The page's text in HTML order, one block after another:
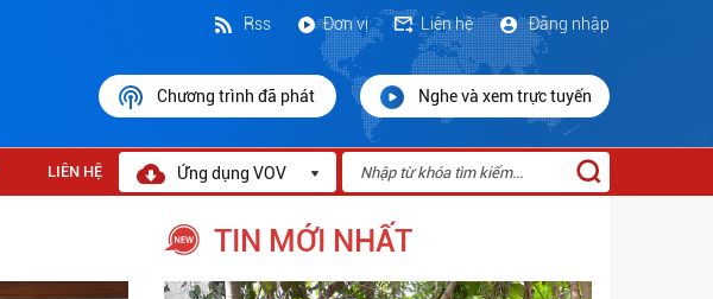
Đăng nhập
Liên hệ
Đơn vị
Rss
Chương trình đã phát Nghe và xem trực tuyến
LIÊN HỆ Ứng dụng VOV
TIN MỚI NHẤT